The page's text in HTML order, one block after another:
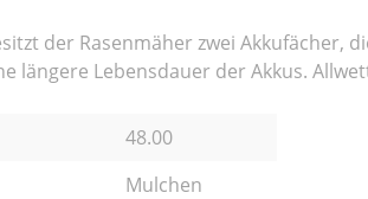
der Rasenmäher zwei Akkufächer,
längere Lebensdauer der Akkus.
48.00
Mulchen